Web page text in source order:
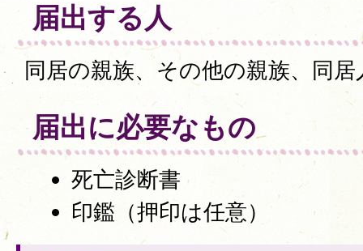
届出する人
同居の親族、その他の親族、同
届出に必要なもの
死亡診断書
印鑑（押印は任意）